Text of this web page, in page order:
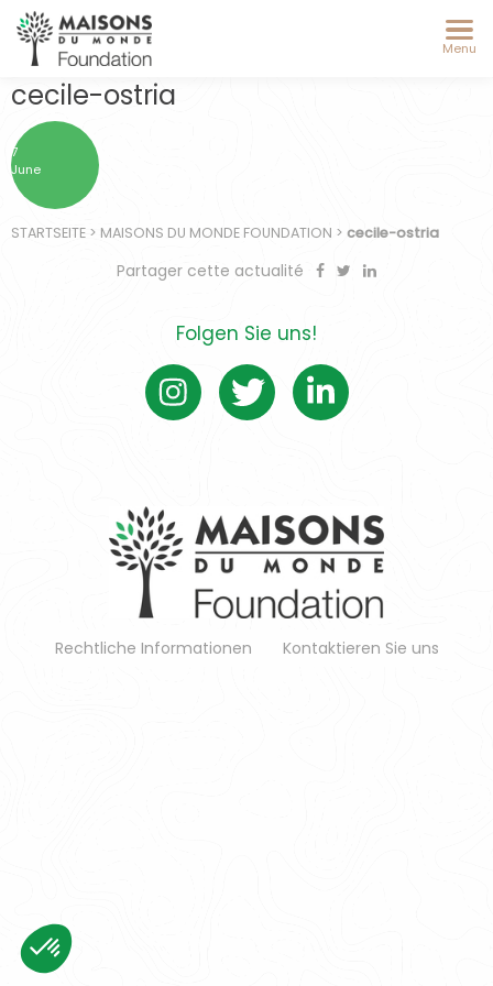
Menu
cecile-ostria
7
June
STARTSEITE > MAISONS DU MONDE FOUNDATION > cecile-ostria
Partager cette actualité
Folgen Sie uns!
Kontaktieren Sie uns
Rechtliche Informationen